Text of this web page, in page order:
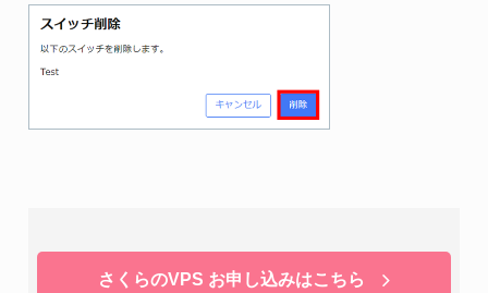
さくらのVPS お申し込みはこちら